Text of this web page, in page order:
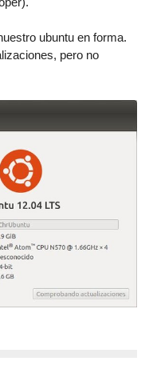
ubuntu en forma.
pero no